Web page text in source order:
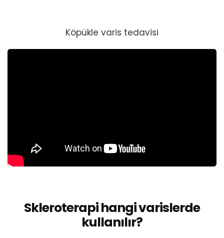
Köpükle varis tedavisi
Skleroterapi hangi varislerde
kullanılır?